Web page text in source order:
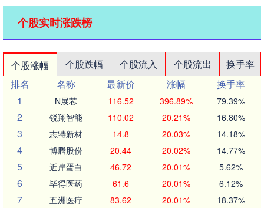
个股实时涨跌榜
个股涨幅 个股跌幅 个股流入 个股流出
换手率
排名
名称 最新价 涨幅
换手率
1
N展芯 116.52 396.89% 79.39%
2 锐翔智能 110.02 20.21% 16.80%
3 志特新材 14.8 20.03% 14.18%
4 博腾股份 20.44 20.02% 14.77%
5 近岸蛋白 46.72 20.01% 5.62%
6 毕得医药 61.6 20.01% 6.12%
7 五洲医疗 83.62 20.01% 18.37%